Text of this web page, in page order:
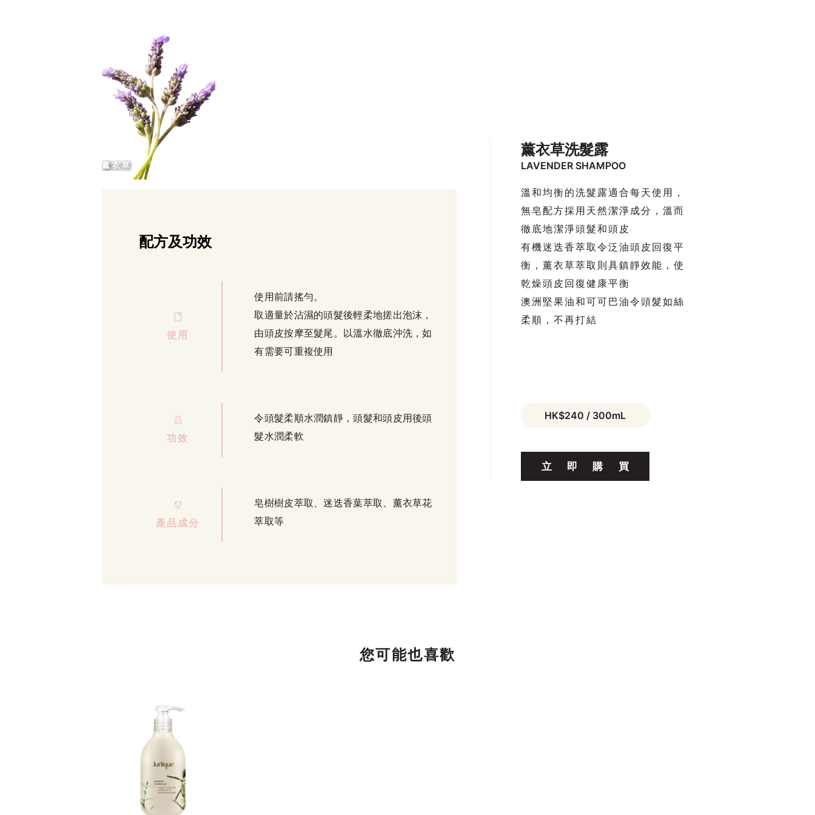
薰衣草洗髮露
LAVENDER SHAMPOO
溫和均衡的洗髮露適合每天使用，
無皂配方採用天然潔淨成分，溫而
徹底地潔淨頭髮和頭皮
有機迷迭香萃取令泛油頭皮回復平
衡，薰衣草萃取則具鎮靜效能，使
乾燥頭皮回復健康平衡
澳洲堅果油和可可巴油令頭髮如絲
柔順，不再打結
HK$240 / 300mL
立 即 購 買
薰衣草
配方及功效
使用
使用前請搖勻。
取適量於沾濕的頭髮後輕柔地搓出泡沫，
由頭皮按摩至髮尾。以溫水徹底沖洗，如
有需要可重複使用
功效
令頭髮柔順水潤鎮靜，頭髮和頭皮用後頭
髮水潤柔軟
產品成分
皂樹樹皮萃取、迷迭香葉萃取、薰衣草花
萃取等
您可能也喜歡